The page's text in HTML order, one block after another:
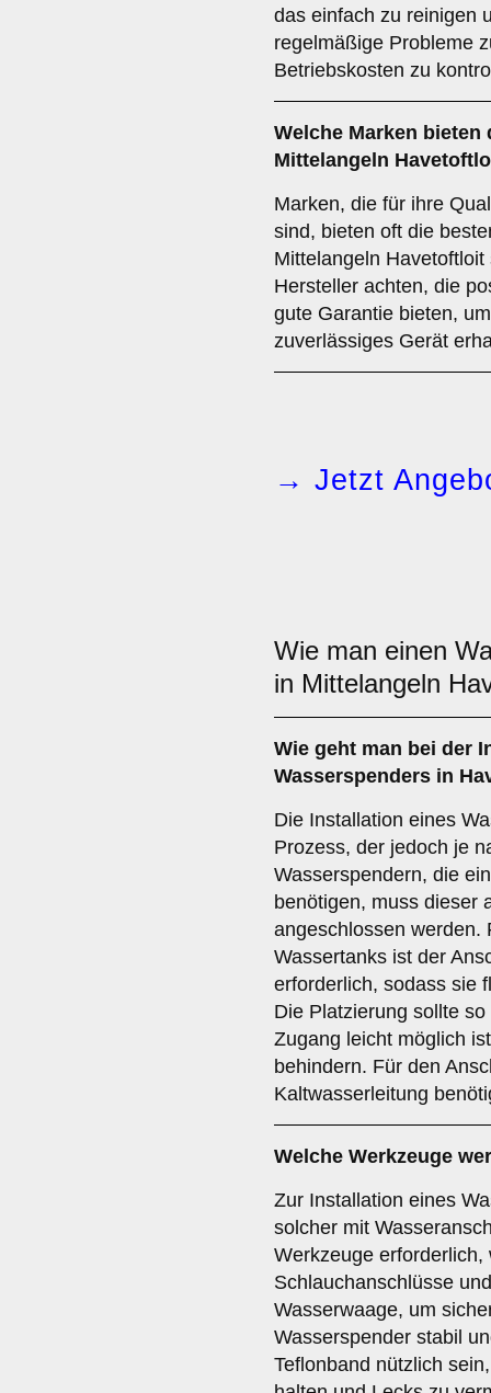
das einfach zu reinigen
regelmäßige Probleme
Betriebskosten zu
Welche Marken bieten
Mittelangeln
Marken, die für ihre
sind, bieten oft die
Mittelangeln
Hersteller achten, die
gute Garantie bieten,
zuverlässiges Gerät
→ Jetzt
Wie man einen
in Mittelangeln
Wie geht man bei der
Wasserspenders in
Die Installation eines
Prozess, der jedoch je
Wasserspendern, die
benötigen, muss dieser
angeschlossen werden.
Wassertanks ist der
erforderlich, sodass sie
Die Platzierung sollte
Zugang leicht möglich
behindern. Für den
Kaltwasserleitung
Welche Werkzeuge
Zur Installation eines
solcher mit
Werkzeuge erforderlich,
Schlauchanschlüsse
Wasserwaage, um
Wasserspender stabil
Teflonband nützlich